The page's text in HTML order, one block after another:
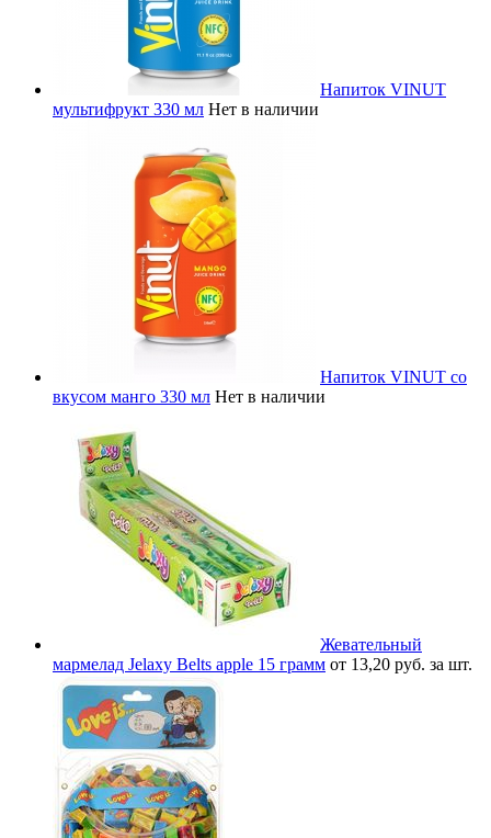
Напиток VINUT
мультифрукт 330 мл Нет в наличии
Напиток VINUT со
вкусом манго 330 мл Нет в наличии
Жевательный
мармелад Jelaxy Belts apple 15 грамм от 13,20 руб. за шт.